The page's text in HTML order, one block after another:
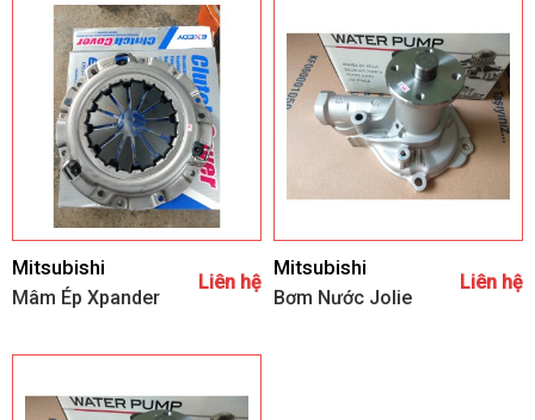
Mitsubishi
Mâm Ép Xpander
Liên hệ
Mitsubishi
Bơm Nước Jolie
Liên hệ